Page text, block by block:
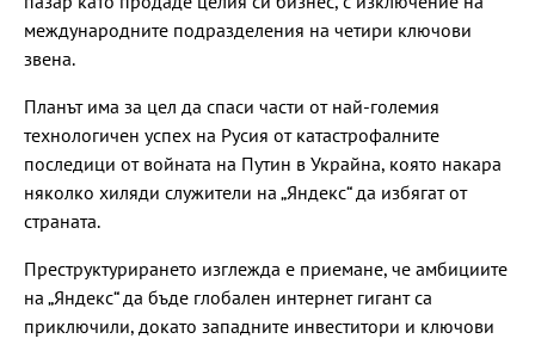
международните подразделения на четири ключови
звена.
Планът има за цел да спаси части от най-големия
технологичен успех на Русия от катастрофалните
последици от войната на Путин в Украйна, която накара
няколко хиляди служители на „Яндекс“ да избягат от
страната.
Преструктурирането изглежда е приемане, че амбициите
на „Яндекс“ да бъде глобален интернет гигант са
приключили, докато западните инвеститори и ключови